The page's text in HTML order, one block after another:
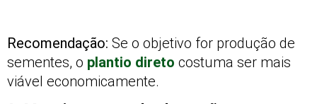
Recomendação: Se o objetivo for produção de
sementes, o plantio direto costuma ser mais
viável economicamente.